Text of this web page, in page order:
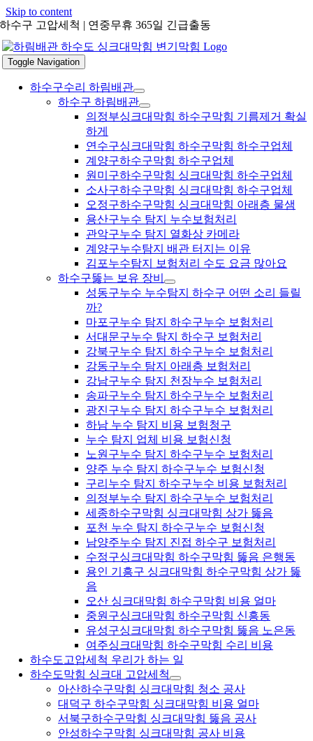
Skip to content
하수구 고압세척 | 연중무휴 365일 긴급출동
Toggle Navigation
하수구수리 하림배관
하수구 하림배관
의정부싱크대막힘 하수구막힘 기름제거 확실
하게
연수구싱크대막힘 하수구막힘 하수구업체
계양구하수구막힘 하수구업체
원미구하수구막힘 싱크대막힘 하수구업체
소사구하수구막힘 싱크대막힘 하수구업체
오정구하수구막힘 싱크대막힘 아래층 물샘
용산구누수 탐지 누수보험처리
관악구누수 탐지 열화상 카메라
계양구누수탐지 배관 터지는 이유
김포누수탐지 보험처리 수도 요금 많아요
하수구뚫는 보유 장비
성동구누수 누수탐지 하수구 어떤 소리 들릴
까?
마포구누수 탐지 하수구누수 보험처리
서대문구누수 탐지 하수구 보험처리
강북구누수 탐지 하수구누수 보험처리
강동구누수 탐지 아래층 보험처리
강남구누수 탐지 천장누수 보험처리
송파구누수 탐지 하수구누수 보험처리
광진구누수 탐지 하수구누수 보험처리
하남 누수 탐지 비용 보험청구
누수 탐지 업체 비용 보험신청
노원구누수 탐지 하수구누수 보험처리
양주 누수 탐지 하수구누수 보험신청
구리누수 탐지 하수구누수 비용 보험처리
의정부누수 탐지 하수구누수 보험처리
세종하수구막힘 싱크대막힘 상가 뚫음
포천 누수 탐지 하수구누수 보험신청
남양주누수 탐지 진접 하수구 보험처리
수정구싱크대막힘 하수구막힘 뚫음 은행동
용인 기흥구 싱크대막힘 하수구막힘 상가 뚫
음
오산 싱크대막힘 하수구막힘 비용 얼마
중원구싱크대막힘 하수구막힘 신흥동
유성구싱크대막힘 하수구막힘 뚫음 노은동
여주싱크대막힘 하수구막힘 수리 비용
하수도고압세척 우리가 하는 일
하수도막힘 싱크대 고압세척
아산하수구막힘 싱크대막힘 청소 공사
대덕구 하수구막힘 싱크대막힘 비용 얼마
서북구하수구막힘 싱크대막힘 뚫음 공사
안성하수구막힘 싱크대막힘 공사 비용